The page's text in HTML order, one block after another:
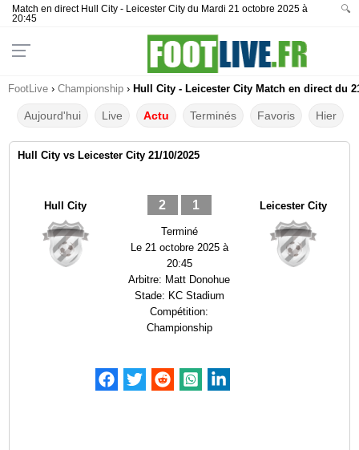
Match en direct Hull City - Leicester City du Mardi 21 octobre 2025 à
20:45
🔍
FootLive › Championship › Hull City - Leicester City Match en direct du
Aujourd'hui Live Actu Terminés Favoris Hier
Hull City vs Leicester City 21/10/2025
Hull City 2 1
Terminé
Le 21 octobre 2025 à
20:45
Arbitre: Matt Donohue
Stade: KC Stadium
Compétition:
Championship
Leicester City